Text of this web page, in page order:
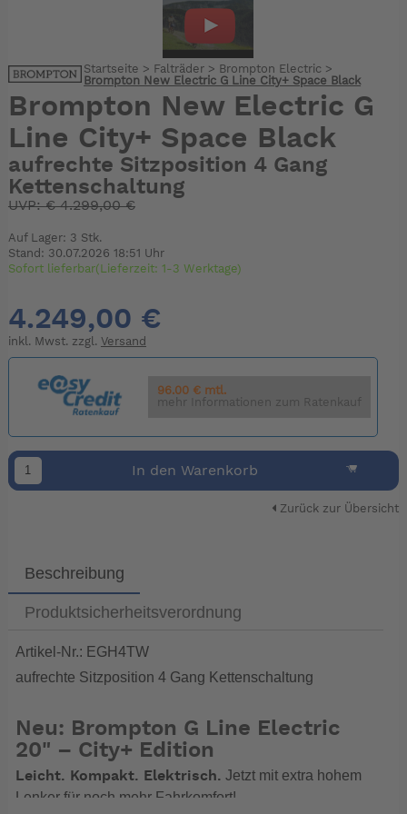
Startseite > Falträder > Brompton Electric >
Brompton New Electric G Line City+ Space Black
Brompton New Electric G
Line City+ Space Black
aufrechte Sitzposition 4 Gang
Kettenschaltung
UVP:€4.299,00 €
Auf Lager: 3 Stk.
Stand: 30.07.2026 18:51 Uhr
Sofort lieferbar(Lieferzeit: 1-3 Werktage)
4.249,00 €
inkl. Mwst. zzgl. Versand
96.00 € mtl.
mehr Informationen zum Ratenkauf
In den Warenkorb
Zurück zur Übersicht
Beschreibung
Produktsicherheitsverordnung
Artikel-Nr.: EGH4TW
aufrechte Sitzposition 4 Gang Kettenschaltung
Neu: Brompton G Line Electric
20" – City+ Edition
Leicht. Kompakt. Elektrisch. Jetzt mit extra hohem
Lenker für noch mehr Fahrkomfort!